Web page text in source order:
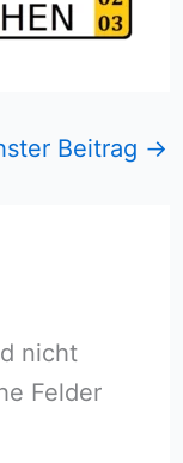
Beitrag →
nicht
Felder